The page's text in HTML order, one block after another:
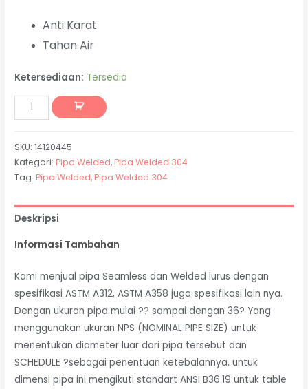
Anti Karat
Tahan Air
Ketersediaan: Tersedia
SKU:14120445
Kategori: Pipa Welded, Pipa Welded 304
Tag: Pipa Welded, Pipa Welded 304
Deskripsi
Informasi Tambahan
Kami menjual pipa Seamless dan Welded lurus dengan
spesifikasi ASTM A312, ASTM A358 juga spesifikasi lain nya.
Dengan ukuran pipa mulai ?? sampai dengan 36? Yang
menggunakan ukuran NPS (NOMINAL PIPE SIZE) untuk
menentukan diameter luar dari pipa tersebut dan
SCHEDULE ?sebagai penentuan ketebalannya, untuk
dimensi pipa ini mengikuti standart ANSI B36.19 untuk table